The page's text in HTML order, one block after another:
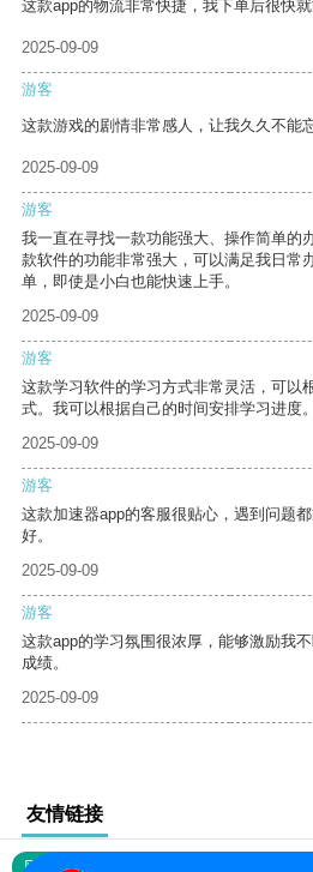
这款app的物流非常快捷，我下单后很快就
2025-09-09
游客
这款游戏的剧情非常感人，让我久久不能忘
2025-09-09
游客
我一直在寻找一款功能强大、操作简单的
款软件的功能非常强大，可以满足我日常
单，即使是小白也能快速上手。
2025-09-09
游客
这款学习软件的学习方式非常灵活，可以
式。我可以根据自己的时间安排学习进度。
2025-09-09
游客
这款加速器app的客服很贴心，遇到问题
好。
2025-09-09
游客
这款app的学习氛围很浓厚，能够激励我
成绩。
2025-09-09
友情链接
网站地图